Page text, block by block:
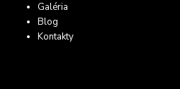
Galéria
Blog
Kontakty